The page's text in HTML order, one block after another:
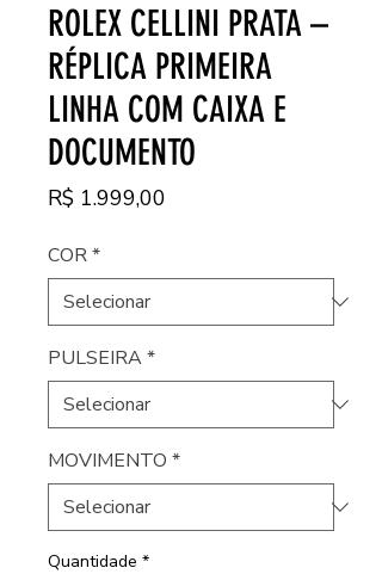
ROLEX CELLINI PRATA –
RÉPLICA PRIMEIRA
LINHA COM CAIXA E
DOCUMENTO
R$ 1.999,00
COR*
PULSEIRA*
MOVIMENTO *
Quantidade *